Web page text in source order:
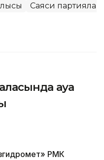
Саяси партиялар
ауа
РМК